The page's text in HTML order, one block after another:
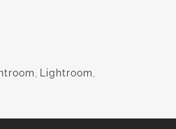
Lightroom